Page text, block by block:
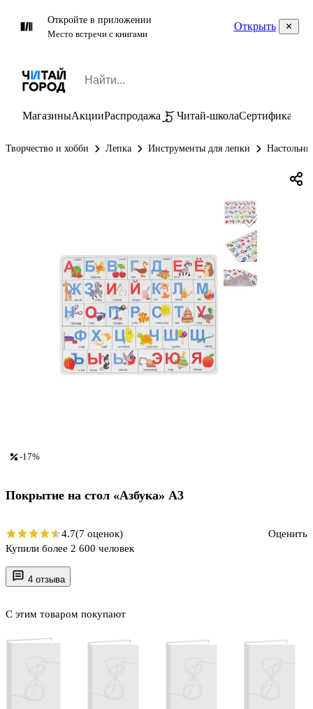
Откройте в приложении
Место встречи с книгами
Открыть
МагазиныАкцииРаспродажа Читай-школаСертификаты
Творчество и хобби Лепка Инструменты для лепки
4 отзыва
С этим товаром покупают
-17%
Покрытие на стол «Азбука» А3
4.7(7 оценок)
Оценить
Купили более 2 600 человек